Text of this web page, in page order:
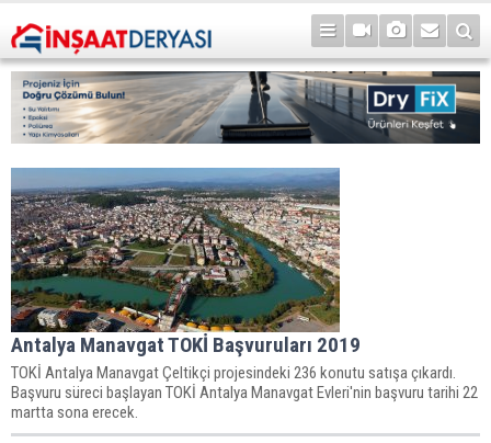
Antalya Manavgat TOKİ Başvuruları 2019
TOKİ Antalya Manavgat Çeltikçi projesindeki 236 konutu satışa çıkardı.
Başvuru süreci başlayan TOKİ Antalya Manavgat Evleri'nin başvuru tarihi 22
martta sona erecek.